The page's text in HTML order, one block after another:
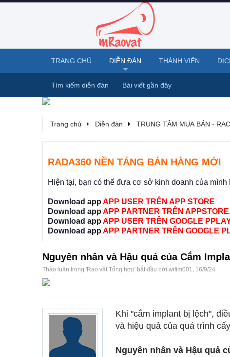
Trang chủ Diễn đàn TRUNG TÂM MUA BÁN -
RADA360 NỀN TẢNG BÁN HÀNG MỚI
Hiện tại, bạn có thể đưa cơ sở kinh doanh của
Download app APP USER TRÊN APP STORE
Download app APP PARTNER TRÊN
Download app APP USER TRÊN GOOGLE
Download app APP PARTNER TRÊN GOOGLE
Nguyên nhân và Hậu quả của Cắm
Thảo luận trong 'Rao vặt Tổng hợp' bắt đầu bởi wifim001, 16/9/24.
Khi "cắm implant bị lệch",
và hiệu quả của quá trình
Nguyên nhân và Hậu quả
TRANG CHỦ DIỄN ĐÀN
Tìm kiếm diễn đàn Bài viết gần đây
THÀNH VIÊN